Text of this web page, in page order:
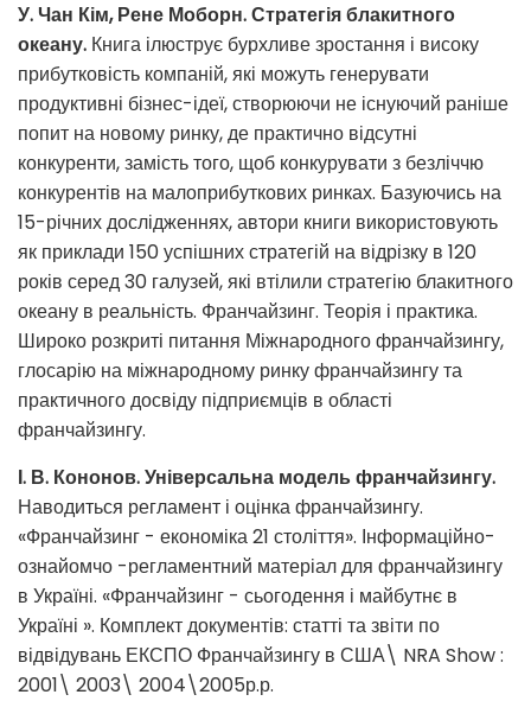
У. Чан Кім, Рене Моборн. Стратегія блакитного
океану. Книга ілюструє бурхливе зростання і високу
прибутковість компаній, які можуть генерувати
продуктивні бізнес-ідеї, створюючи не існуючий раніше
попит на новому ринку, де практично відсутні
конкуренти, замість того, щоб конкурувати з безліччю
конкурентів на малоприбуткових ринках. Базуючись на
15-річних дослідженнях, автори книги використовують
як приклади 150 успішних стратегій на відрізку в 120
років серед 30 галузей, які втілили стратегію блакитного
океану в реальність. Франчайзинг. Теорія і практика.
Широко розкриті питання Міжнародного франчайзингу,
глосарію на міжнародному ринку франчайзингу та
практичного досвіду підприємців в області
франчайзингу.
І. В. Кононов. Універсальна модель франчайзингу.
Наводиться регламент і оцінка франчайзингу.
«Франчайзинг - економіка 21 століття». Інформаційно-
ознайомчо -регламентний матеріал для франчайзингу
в Україні. «Франчайзинг - сьогодення і майбутнє в
Україні ». Комплект документів: статті та звіти по
відвідувань ЕКСПО Франчайзингу в США\ NRA Show :
2001\ 2003\ 2004\2005р.р.